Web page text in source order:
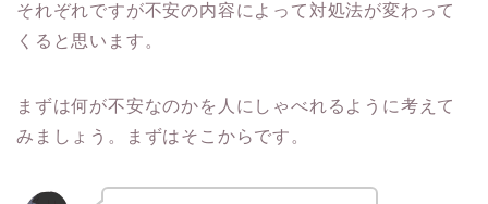
それぞれですが不安の内容によって対処法が変わって
くると思います。
まずは何が不安なのかを人にしゃべれるように考えて
みましょう。まずはそこからです。